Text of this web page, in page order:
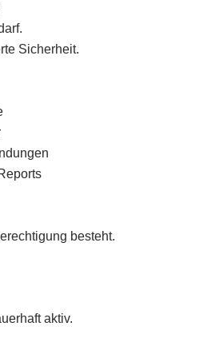
Sicherheit.
besteht.
aktiv.